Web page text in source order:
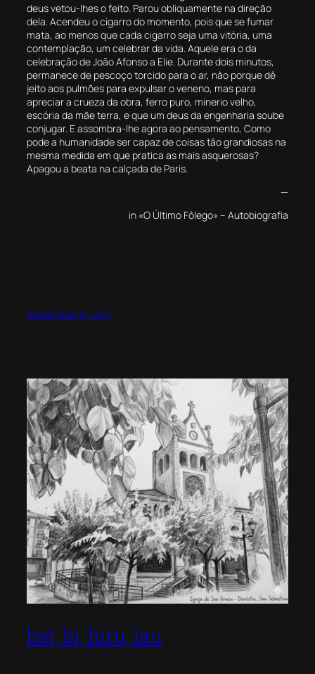
deus vetou-lhes o feito. Parou obliquamente na direção
dela. Acendeu o cigarro do momento, pois que se fumar
mata, ao menos que cada cigarro seja uma vitória, uma
contemplação, um celebrar da vida. Aquele era o da
celebração de João Afonso a Elie. Durante dois minutos,
permanece de pescoço torcido para o ar, não porque dê
jeito aos pulmões para expulsar o veneno, mas para
apreciar a crueza da obra, ferro puro, minerio velho,
escória da mãe terra, e que um deus da engenharia soube
conjugar. E assombra-lhe agora ao pensamento, Como
pode a humanidade ser capaz de coisas tão grandiosas na
mesma medida em que pratica as mais asquerosas?
Apagou a beata na calçada de Paris.
—
in «O Último Fôlego» – Autobiografia
September 10, 2017
bat, bi, hiru, lau